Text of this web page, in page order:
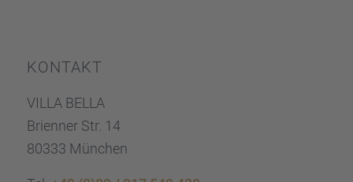
KONTAKT
VILLA BELLA
Brien­ner Str. 14
80333 München